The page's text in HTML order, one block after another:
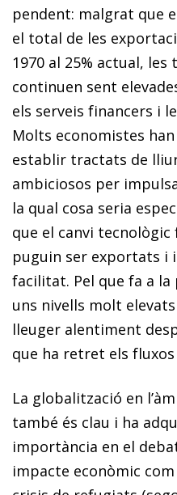
pendent: malgrat que
el total de les
1970 al 25% actual,
continuen sent
els serveis financers i
Molts economistes
establir tractats de
ambiciosos per
la qual cosa seria
que el canvi
puguin ser exportats i
facilitat. Pel que fa a
uns nivells molt
lleuger alentiment
que ha retret els
La globalització en
també és clau i ha
importància en el
impacte econòmic